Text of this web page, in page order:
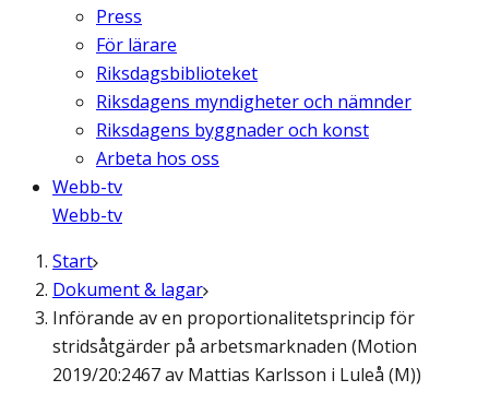
Press
För lärare
Riksdagsbiblioteket
Riksdagens myndigheter och nämnder
Riksdagens byggnader och konst
Arbeta hos oss
Webb-tv
Webb-tv
Start
Dokument & lagar
Införande av en proportionalitetsprincip för
stridsåtgärder på arbetsmarknaden (Motion
2019/20:2467 av Mattias Karlsson i Luleå (M))